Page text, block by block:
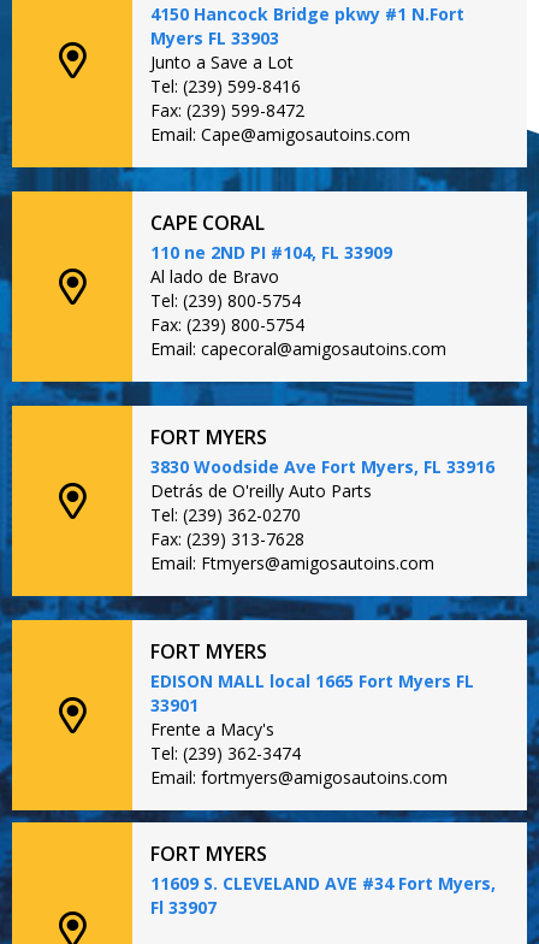
4150 Hancock Bridge pkwy #1 N.Fort
Myers FL 33903
Junto a Save a Lot
Tel: (239) 599-8416
Fax: (239) 599-8472
Email: Cape@amigosautoins.com
CAPE CORAL
110 ne 2ND PI #104, FL 33909
Al lado de Bravo
Tel: (239) 800-5754
Fax: (239) 800-5754
Email: capecoral@amigosautoins.com
FORT MYERS
3830 Woodside Ave Fort Myers, FL 33916
Detrás de O'reilly Auto Parts
Tel: (239) 362-0270
Fax: (239) 313-7628
Email: Ftmyers@amigosautoins.com
FORT MYERS
EDISON MALL local 1665 Fort Myers FL
33901
Frente a Macy's
Tel: (239) 362-3474
Email: fortmyers@amigosautoins.com
FORT MYERS
11609 S. CLEVELAND AVE #34 Fort Myers,
Fl 33907